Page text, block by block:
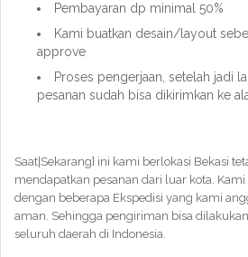
Pembayaran dp minimal 50%
Kami buatkan desain/layout
approve
Proses pengerjaan, setelah jadi
pesanan sudah bisa dikirimkan ke
Saat|Sekarang} ini kami berlokasi Bekasi
mendapatkan pesanan dari luar kota.
dengan beberapa Ekspedisi yang kami
aman. Sehingga pengiriman bisa
seluruh daerah di Indonesia.